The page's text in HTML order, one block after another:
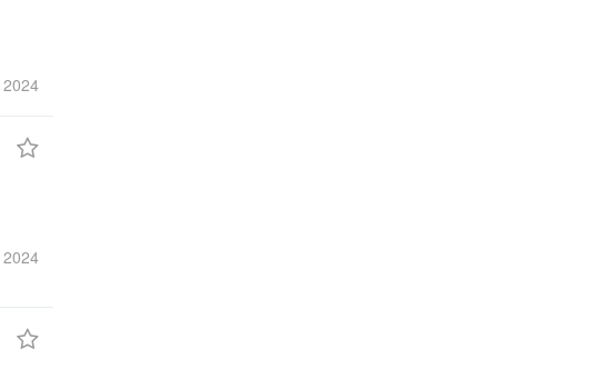
2024
2024